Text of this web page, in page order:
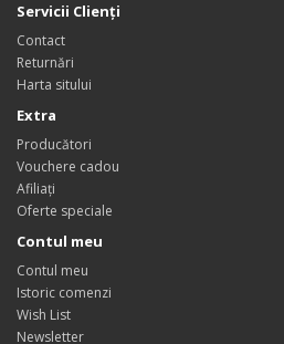
Servicii Clienţi
Contact
Returnări
Harta sitului
Extra
Producători
Vouchere cadou
Afiliaţi
Oferte speciale
Contul meu
Contul meu
Istoric comenzi
Wish List
Newsletter